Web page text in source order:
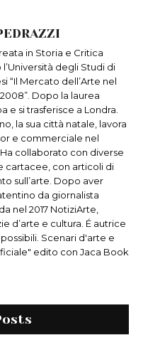
in Storia e Critica
l’Università degli Studi di
“Il Mercato dell’Arte nel
Dopo la laurea
e si trasferisce a Londra.
la sua città natale, lavora
e commerciale nel
collaborato con diverse
cartacee, con articoli di
sull’arte. Dopo aver
da giornalista
nel 2017 NotiziArte,
d’arte e cultura. É autrice
Scenari d'arte e
edito con Jaca Book